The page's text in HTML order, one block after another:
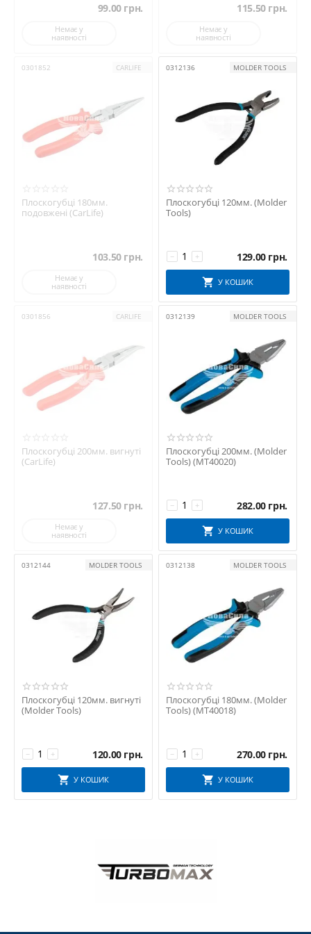
99.00 грн.
Немає у
наявності
115.50 грн.
Немає у
наявності
0301852 CARLIFE
Плоскогубці 180мм.
подовжені (CarLife)
103.50 грн.
Немає у
наявності
0312136 MOLDER TOOLS
Плоскогубці 120мм. (Molder
Tools)
+
− 129.00 грн.
У КОШИК
0301856 CARLIFE
Плоскогубці 200мм. вигнуті
(CarLife)
127.50 грн.
Немає у
наявності
0312139 MOLDER TOOLS
Плоскогубці 200мм. (Molder
Tools) (MT40020)
+
− 282.00 грн.
У КОШИК
0312144 MOLDER TOOLS
Плоскогубці 120мм. вигнуті
(Molder Tools)
+
− 120.00 грн.
У КОШИК
0312138 MOLDER TOOLS
Плоскогубці 180мм. (Molder
Tools) (MT40018)
+
− 270.00 грн.
У КОШИК